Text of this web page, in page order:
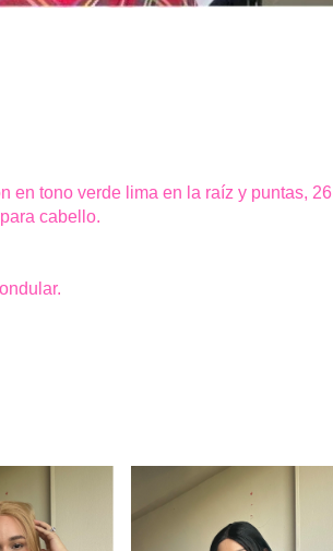
en tono verde lima en la raíz y puntas, 26
cabello.